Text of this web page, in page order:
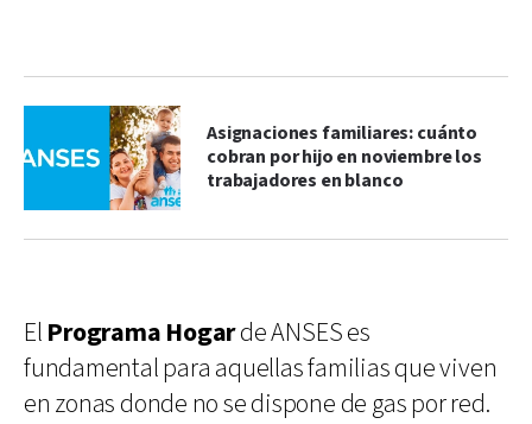
Asignaciones familiares: cuánto
cobran por hijo en noviembre los
trabajadores en blanco
El Programa Hogarde ANSES es
fundamental para aquellas familias que viven
en zonas donde no se dispone de gas por red.